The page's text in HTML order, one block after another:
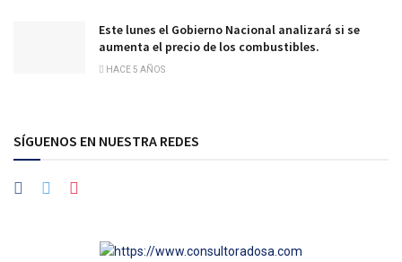
Este lunes el Gobierno Nacional analizará si se
aumenta el precio de los combustibles.
HACE 5 AÑOS
SÍGUENOS EN NUESTRA REDES